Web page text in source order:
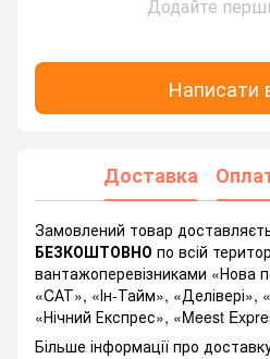
Додайте
Написати
Доставка
Замовлений товар
БЕЗКОШТОВНО по всій
вантажоперевізниками «Нова
«CАТ», «Ін-Тайм», «Делівері»,
«Нічний Експрес», «Meest
Більше інформації про